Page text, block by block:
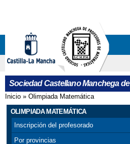
Sociedad Castellano Manchega
Se encuentra usted
Inicio » Olimpiada Matemática
OLIMPIADA MATEMÁTICA
Inscripción del profesorado
Por provincias